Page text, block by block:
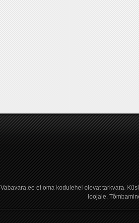
Vabavara.ee ei oma kodulehel olevat tarkvara.
loojale.